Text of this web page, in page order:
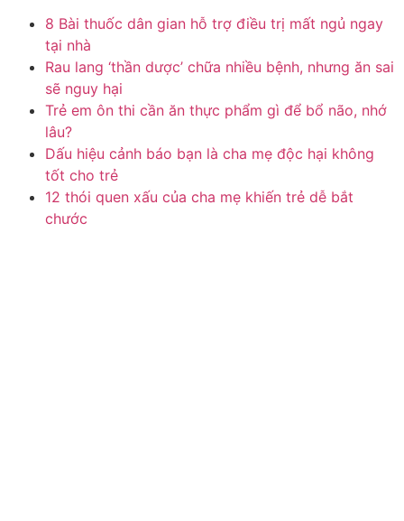
8 Bài thuốc dân gian hỗ trợ điều trị mất ngủ ngay
tại nhà
Rau lang ‘thần dược’ chữa nhiều bệnh, nhưng ăn sai
sẽ nguy hại
Trẻ em ôn thi cần ăn thực phẩm gì để bổ não, nhớ
lâu?
Dấu hiệu cảnh báo bạn là cha mẹ độc hại không
tốt cho trẻ
12 thói quen xấu của cha mẹ khiến trẻ dễ bắt
chước